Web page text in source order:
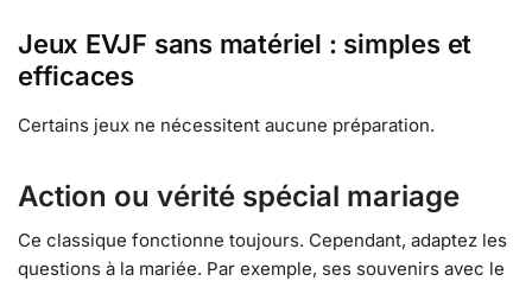
Jeux EVJF sans matériel : simples et
efficaces
Certains jeux ne nécessitent aucune préparation.
Action ou vérité spécial mariage
Ce classique fonctionne toujours. Cependant, adaptez les
questions à la mariée. Par exemple, ses souvenirs avec le